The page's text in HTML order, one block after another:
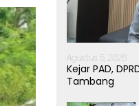
Agustus 5, 2026
Kejar PAD,
Tambang